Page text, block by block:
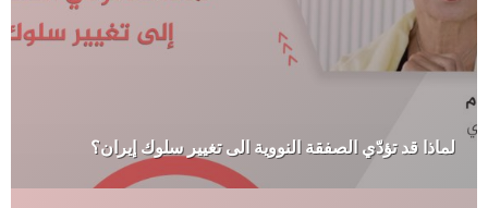
لماذا قد تؤدّي الصفقة النووية الى تغيير سلوك إيران؟